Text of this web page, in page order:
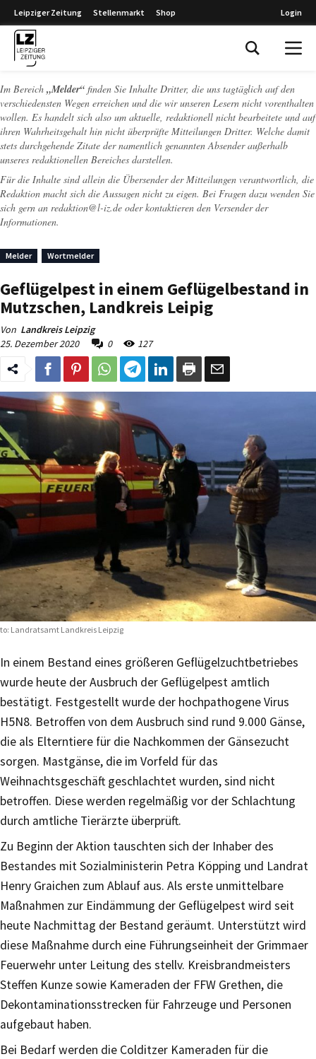
Leipziger Zeitung Stellenmarkt Shop Login
Im Bereich „Melder“ finden Sie Inhalte Dritter, die uns tagtäglich auf den
verschiedensten Wegen erreichen und die wir unseren Lesern nicht vorenthalten
wollen. Es handelt sich also um aktuelle, redaktionell nicht bearbeitete und auf
ihren Wahrheitsgehalt hin nicht überprüfte Mitteilungen Dritter. Welche damit
stets durchgehende Zitate der namentlich genannten Absender außerhalb
unseres redaktionellen Bereiches darstellen.
Für die Inhalte sind allein die Übersender der Mitteilungen verantwortlich, die
Redaktion macht sich die Aussagen nicht zu eigen. Bei Fragen dazu wenden Sie
sich gern an redaktion@l-iz.de oder kontaktieren den Versender der
Informationen.
Melder Wortmelder
Geflügelpest in einem Geflügelbestand in
Mutzschen, Landkreis Leipig
Von Landkreis Leipzig
25. Dezember 2020
0 127
Landratsamt Landkreis Leipzig
In einem Bestand eines größeren Geflügelzuchtbetriebes
wurde heute der Ausbruch der Geflügelpest amtlich
bestätigt. Festgestellt wurde der hochpathogene Virus
H5N8. Betroffen von dem Ausbruch sind rund 9.000 Gänse,
die als Elterntiere für die Nachkommen der Gänsezucht
sorgen. Mastgänse, die im Vorfeld für das
Weihnachtsgeschäft geschlachtet wurden, sind nicht
betroffen. Diese werden regelmäßig vor der Schlachtung
durch amtliche Tierärzte überprüft.
Zu Beginn der Aktion tauschten sich der Inhaber des
Bestandes mit Sozialministerin Petra Köpping und Landrat
Henry Graichen zum Ablauf aus. Als erste unmittelbare
Maßnahmen zur Eindämmung der Geflügelpest wird seit
heute Nachmittag der Bestand geräumt. Unterstützt wird
diese Maßnahme durch eine Führungseinheit der Grimmaer
Feuerwehr unter Leitung des stellv. Kreisbrandmeisters
Steffen Kunze sowie Kameraden der FFW Grethen, die
Dekontaminationsstrecken für Fahrzeuge und Personen
aufgebaut haben.
Bei Bedarf werden die Colditzer Kameraden für die